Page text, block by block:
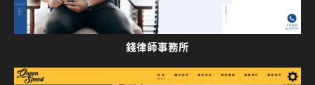
錢律師事務所